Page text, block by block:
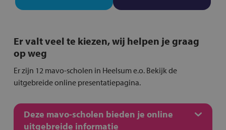
Er valt veel te kiezen, wij helpen je graag
op weg
Er zijn 12 mavo-scholen in Heelsum e.o. Bekijk de
uitgebreide online presentatiepagina.
Deze mavo-scholen bieden je online
uitgebreide informatie